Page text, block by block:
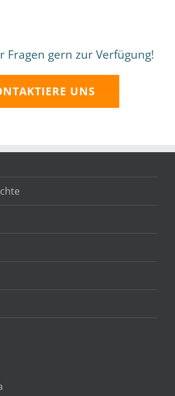
Fragen gern zur Verfügung!
UNS